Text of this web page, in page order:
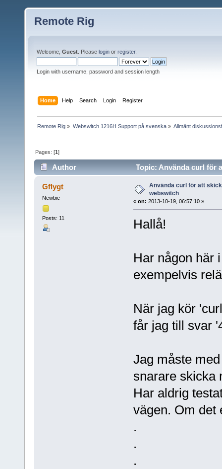
Remote Rig
Welcome, Guest . Please login or register.
Login with username, password and session length
Home Help Search Login Register
Remote Rig » Webswitch 1216H Support på svenska» Allmänt
Pages: [1]
Author Topic: Använda curl för
Gflygt
Newbie
Posts: 11
Använda curl för att
webswitch
« on: 2013-10-19, 06:57:10 »
Hallå!
Har någon här
exempelvis
När jag kör
får jag till svar
Jag måste
snarare skicka
Har aldrig
vägen. Om det
.
.
.